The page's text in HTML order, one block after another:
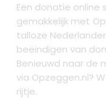
Een donatie
gemakkelijk met
talloze
beëindigen van
Benieuwd naar de
via Opzeggen.nl?
rijtje.